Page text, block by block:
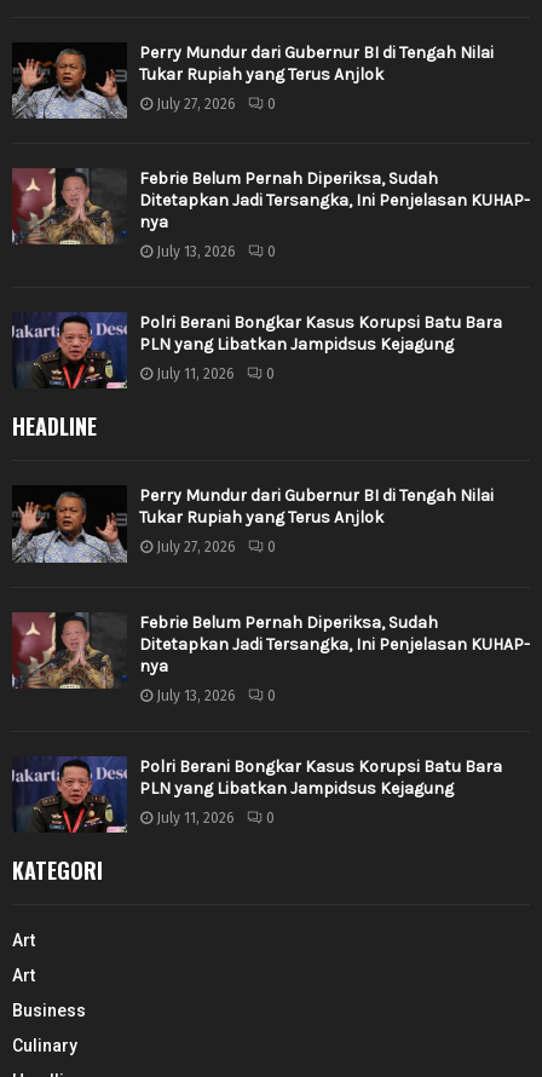
Perry Mundur dari Gubernur BI di Tengah Nilai
Tukar Rupiah yang Terus Anjlok
July 27, 2026 0
Febrie Belum Pernah Diperiksa, Sudah
Ditetapkan Jadi Tersangka, Ini Penjelasan KUHAP-
nya
July 13, 2026 0
Polri Berani Bongkar Kasus Korupsi Batu Bara
PLN yang Libatkan Jampidsus Kejagung
July 11, 2026 0
HEADLINE
Perry Mundur dari Gubernur BI di Tengah Nilai
Tukar Rupiah yang Terus Anjlok
July 27, 2026 0
Febrie Belum Pernah Diperiksa, Sudah
Ditetapkan Jadi Tersangka, Ini Penjelasan KUHAP-
nya
July 13, 2026 0
Polri Berani Bongkar Kasus Korupsi Batu Bara
PLN yang Libatkan Jampidsus Kejagung
July 11, 2026 0
KATEGORI
Art
Art
Business
Culinary